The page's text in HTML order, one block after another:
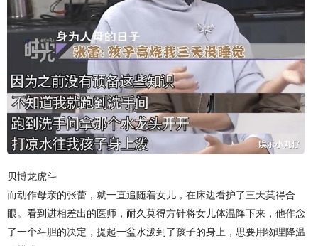
贝博龙虎斗
而动作母亲的张蕾，就一直追随着女儿，在床边看护了三天莫得合
眼。看到进相差出的医师，耐久莫得方针将女儿体温降下来，他作念
了一个斗胆的决定，提起一盆水泼到了孩子的身上，思要用物理降温